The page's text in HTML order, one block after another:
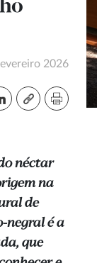
2026
néctar
na
de
negral é a
que